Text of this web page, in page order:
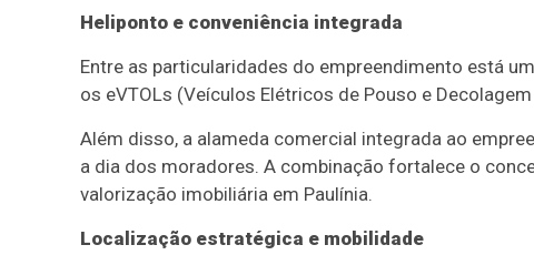
Heliponto e conveniência integrada
Entre as particularidades do empreendimento está
os eVTOLs (Veículos Elétricos de Pouso e
Além disso, a alameda comercial integrada ao
a dia dos moradores. A combinação fortalece o
valorização imobiliária em Paulínia.
Localização estratégica e mobilidade